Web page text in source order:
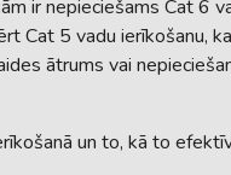
ir nepieciešams Cat 6
Cat 5 vadu ierīkošanu,
ātrums vai
un to, kā to